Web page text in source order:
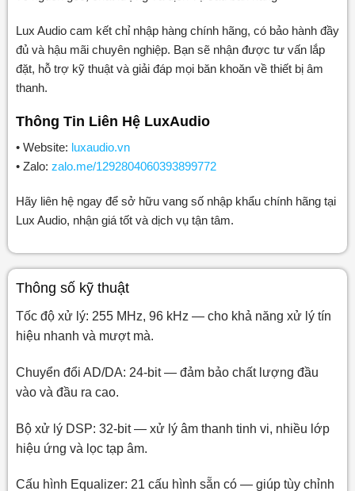
Lux Audio cam kết chỉ nhập hàng chính hãng, có bảo hành đầy
đủ và hậu mãi chuyên nghiệp. Bạn sẽ nhận được tư vấn lắp
đặt, hỗ trợ kỹ thuật và giải đáp mọi băn khoăn về thiết bị âm
thanh.
Thông Tin Liên Hệ LuxAudio
• Website: luxaudio.vn
• Zalo: zalo.me/1292804060393899772
Hãy liên hệ ngay để sở hữu vang số nhập khẩu chính hãng tại
Lux Audio, nhận giá tốt và dịch vụ tận tâm.
Thông số kỹ thuật
Tốc độ xử lý: 255 MHz, 96 kHz — cho khả năng xử lý tín
hiệu nhanh và mượt mà.
Chuyển đổi AD/DA: 24-bit — đảm bảo chất lượng đầu
vào và đầu ra cao.
Bộ xử lý DSP: 32-bit — xử lý âm thanh tinh vi, nhiều lớp
hiệu ứng và lọc tạp âm.
Cấu hình Equalizer: 21 cấu hình sẵn có — giúp tùy chỉnh